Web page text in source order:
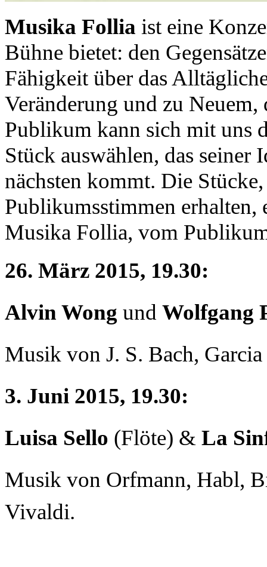
Musika Follia ist eine
Bühne bietet: den
Fähigkeit über das
Veränderung und zu
Publikum kann sich mit uns
Stück auswählen, das seiner
nächsten kommt. Die
Publikumsstimmen
Musika Follia, vom
26. März 2015, 19.30:
Alvin Wong und Wolfgang
Musik von J. S. Bach,
3. Juni 2015, 19.30:
Luisa Sello (Flöte) & La
Musik von Orfmann, Habl,
Vivaldi.